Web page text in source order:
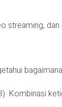
streaming, dan
Kombinasi